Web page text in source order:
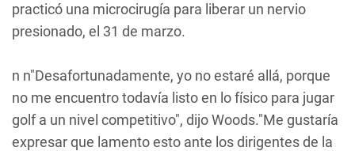
practicó una microcirugía para liberar un nervio
presionado, el 31 de marzo.
n n"Desafortunadamente, yo no estaré allá, porque
no me encuentro todavía listo en lo físico para jugar
golf a un nivel competitivo", dijo Woods."Me gustaría
expresar que lamento esto ante los dirigentes de la